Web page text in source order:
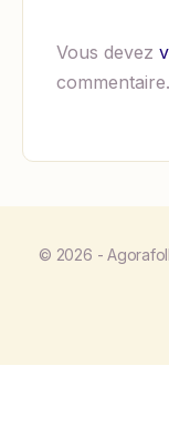
Vous devez
commentaire.
© 2026 -